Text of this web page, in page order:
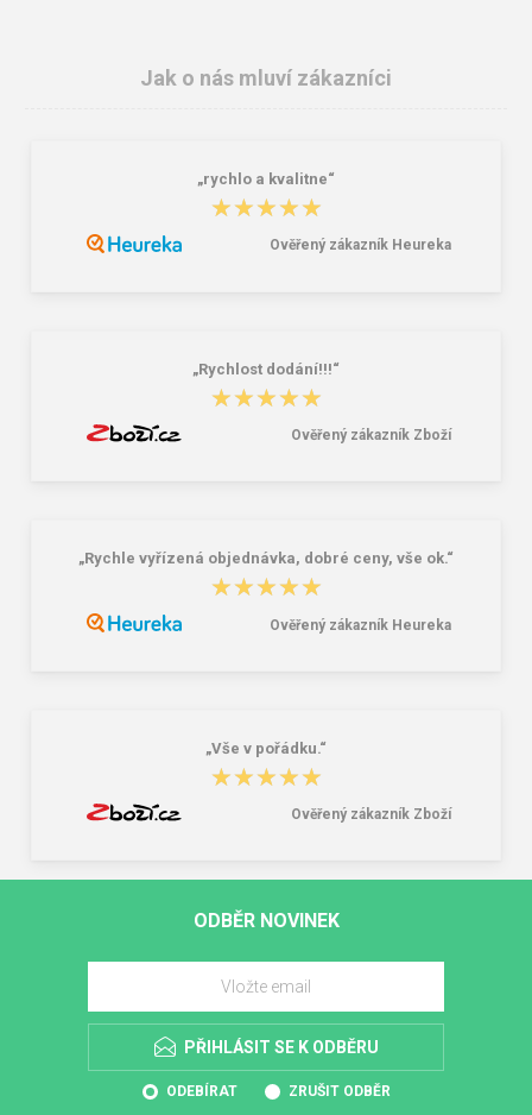
Jak o nás mluví zákazníci
„rychlo a kvalitne“
★★★★★
★★★★★
Ověřený zákazník Heureka
„Rychlost dodání!!!“
★★★★★
★★★★★
Ověřený zákazník Zboží
„Rychle vyřízená objednávka, dobré ceny, vše ok.“
★★★★★
★★★★★
Ověřený zákazník Heureka
„Vše v pořádku.“
★★★★★
★★★★★
Ověřený zákazník Zboží
ODBĚR NOVINEK
PŘIHLÁSIT SE K ODBĚRU
ODEBÍRAT ZRUŠIT ODBĚR